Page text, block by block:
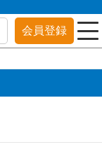
会員登録